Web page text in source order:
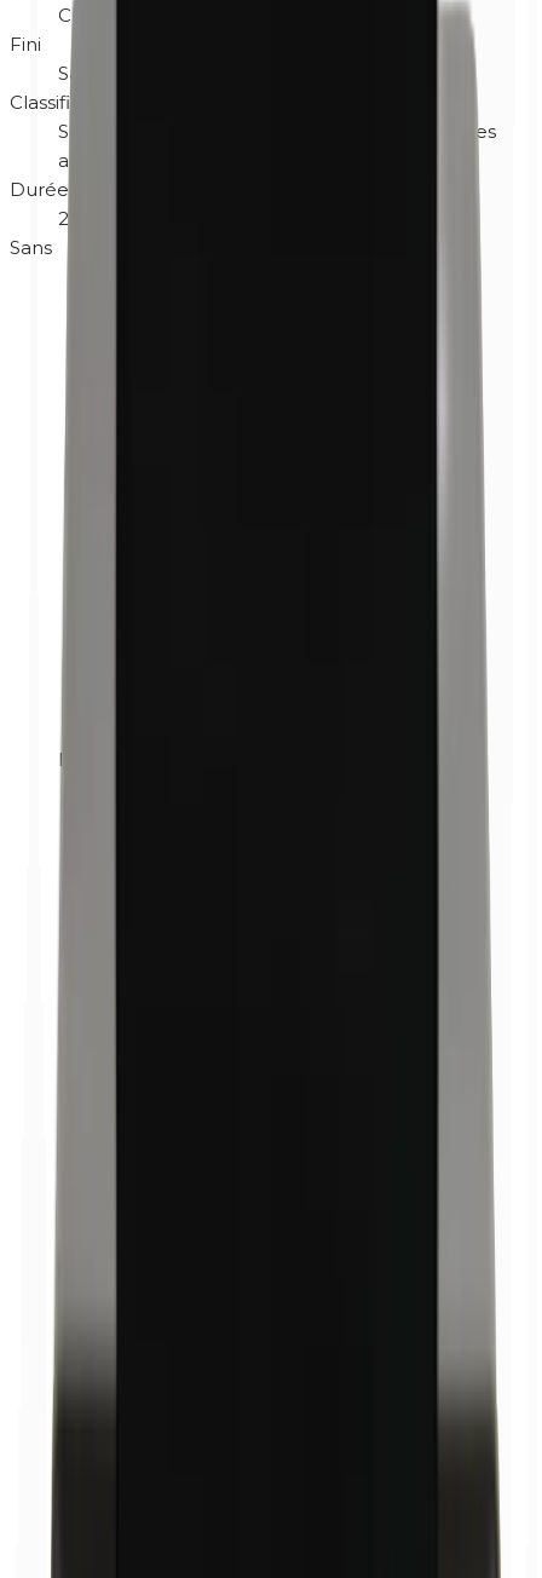
Chaud
Fini
Satiné
Classification
Sans parfum
Non testé sur les
animaux
Durée après ouverture
24M
Sans
Benzylparabènes